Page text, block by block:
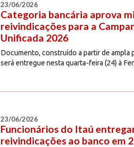
23/06/2026
Categoria bancária aprova
reivindicações para a
Unificada 2026
Documento, construído a partir de ampla
será entregue nesta quarta-feira (24) à
23/06/2026
Funcionários do Itaú
reivindicações ao banco em